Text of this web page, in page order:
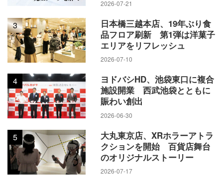
2026-07-21
3
日本橋三越本店、19年ぶり食
品フロア刷新 第1弾は洋菓子
エリアをリフレッシュ
2026-07-10
4
ヨドバシHD、池袋東口に複合
施設開業 西武池袋とともに
賑わい創出
2026-06-30
5
大丸東京店、XRホラーアトラ
クションを開始 百貨店舞台
のオリジナルストーリー
2026-07-17